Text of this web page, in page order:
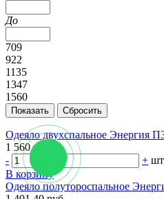
До
709
922
1135
1347
1560
Одеяло двухспальное Энергия
1 560 руб.
-
+ шт
В корзину
Одеяло полутороспальное